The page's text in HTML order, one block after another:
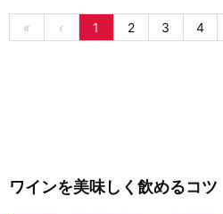
« ‹ 1 2 3 4
ワインを美味しく飲めるコツ